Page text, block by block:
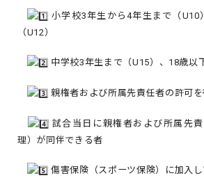
小学校3年生から4年生まで（U10
（U12）
中学校3年生まで（U15）、18歳以
親権者および所属先責任者の許可
試合当日に親権者および所属先
理）が同伴できる者
傷害保険（スポーツ保険）に加入